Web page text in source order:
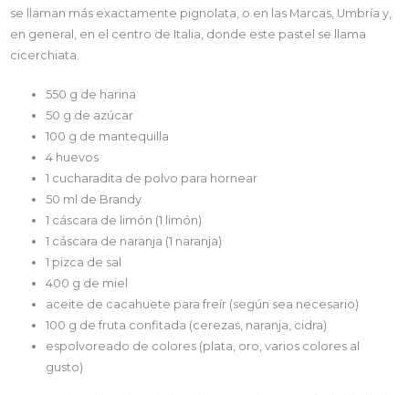
se llaman más exactamente pignolata, o en las Marcas, Umbría y,
en general, en el centro de Italia, donde este pastel se llama
cicerchiata.
550 g de harina
50 g de azúcar
100 g de mantequilla
4 huevos
1 cucharadita de polvo para hornear
50 ml de Brandy
1 cáscara de limón (1 limón)
1 cáscara de naranja (1 naranja)
1 pizca de sal
400 g de miel
aceite de cacahuete para freír (según sea necesario)
100 g de fruta confitada (cerezas, naranja, cidra)
espolvoreado de colores (plata, oro, varios colores al
gusto)